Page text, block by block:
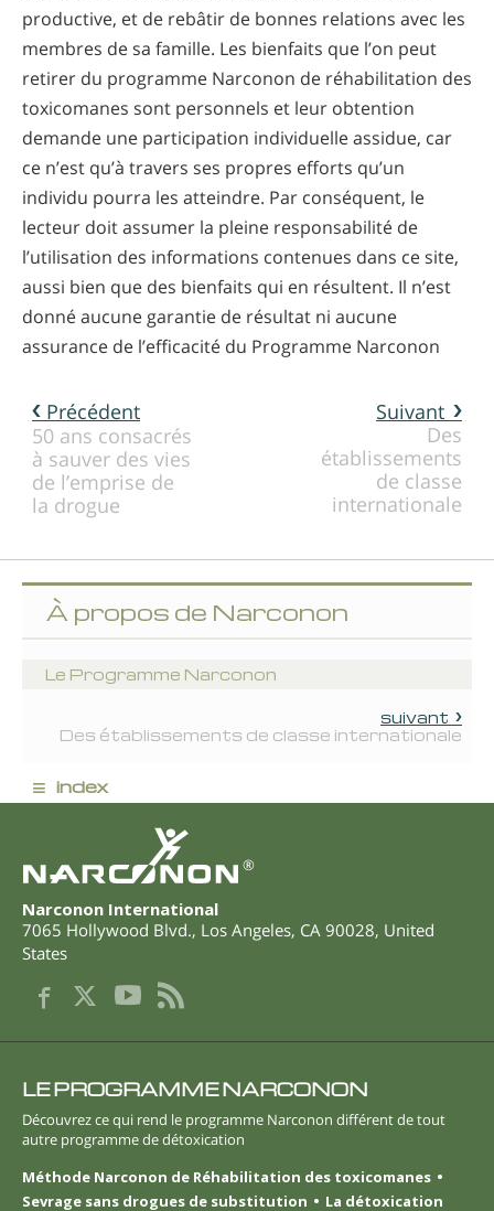
productive, et de rebâtir de bonnes relations avec les
membres de sa famille. Les bienfaits que l’on peut
retirer du programme Narconon de réhabilitation des
toxicomanes sont personnels et leur obtention
demande une participation individuelle assidue, car
ce n’est qu’à travers ses propres efforts qu’un
individu pourra les atteindre. Par conséquent, le
lecteur doit assumer la pleine responsabilité de
l’utilisation des informations contenues dans ce site,
aussi bien que des bienfaits qui en résultent. Il n’est
donné aucune garantie de résultat ni aucune
assurance de l’efficacité du Programme Narconon
Suivant
Des
établissements
de classe
internationale
Précédent
50 ans consacrés
à sauver des vies
de l’emprise de
la drogue
À propos de Narconon
Le Programme Narconon
suivant
Des établissements de classe internationale
≡ index
®
Narconon International
7065 Hollywood Blvd., Los Angeles, CA 90028, United
States
LE PROGRAMME NARCONON
Découvrez ce qui rend le programme Narconon différent de tout
autre programme de détoxication
Méthode Narconon de Réhabilitation des toxicomanes
Sevrage sans drogues de substitution
La détoxication